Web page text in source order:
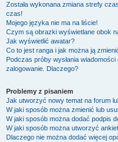
Została wykonana zmiana strefy
czas!
Mojego języka nie ma na liście!
Czym są obrazki wyświetlane obok
Jak wyświetlić awatar?
Co to jest ranga i jak można ją
Podczas próby wysłania
zalogowanie. Dlaczego?
Problemy z pisaniem
Jak utworzyć nowy temat na forum
W jaki sposób można zmienić lub
W jaki sposób można dodać podpis
W jaki sposób można utworzyć
Dlaczego nie można dodać więcej